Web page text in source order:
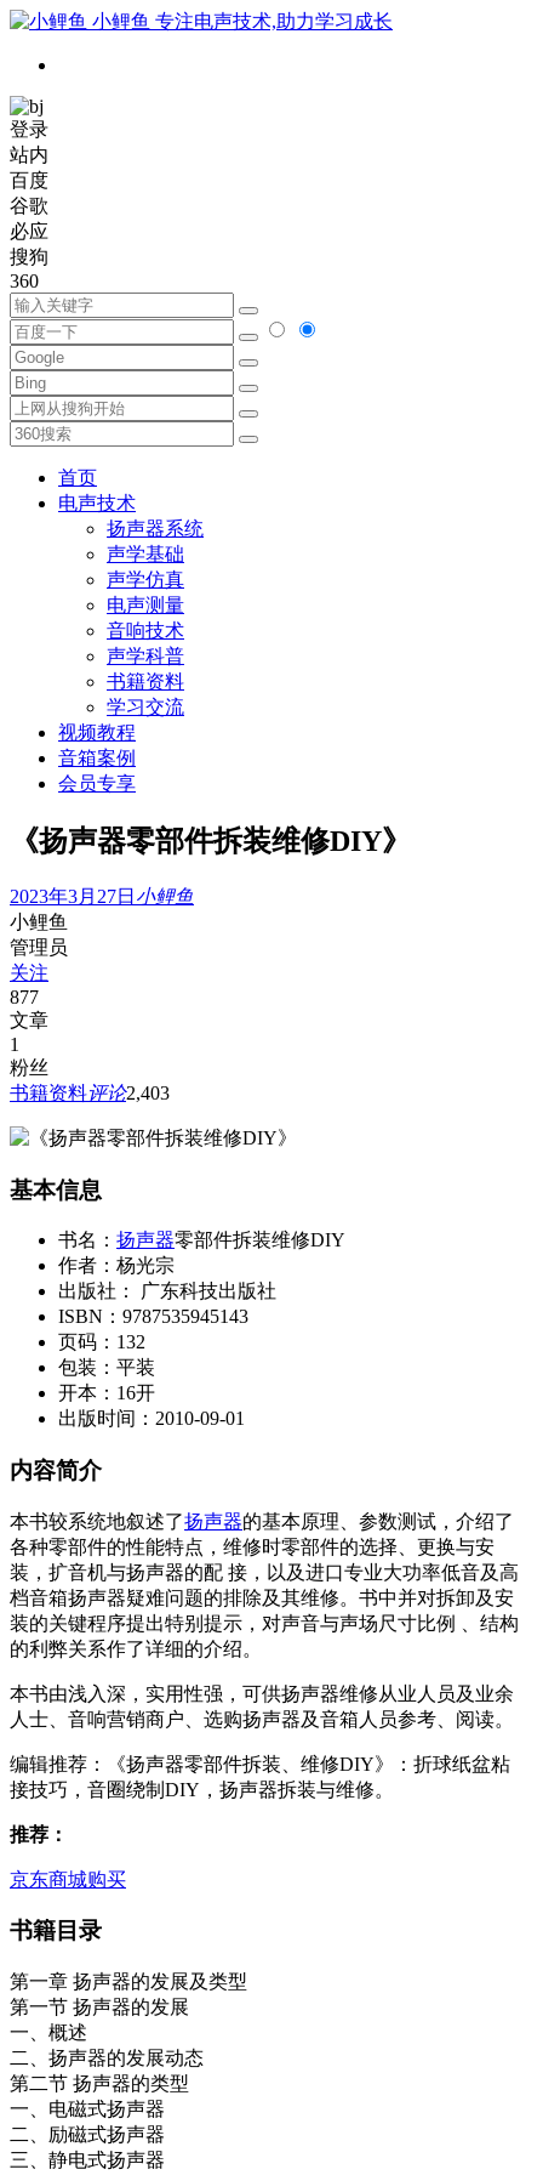
小鲤鱼 专注电声技术,助力学习成长
登录
站内
百度
谷歌
必应
搜狗
360
首页
电声技术
扬声器系统
声学基础
声学仿真
电声测量
音响技术
声学科普
书籍资料
学习交流
视频教程
音箱案例
会员专享
《扬声器零部件拆装维修DIY》
2023年3月27日 小鲤鱼
小鲤鱼
管理员
关注
877
文章
1
粉丝
书籍资料评论2,403
基本信息
书名： 扬声器零部件拆装维修DIY
作者：杨光宗
出版社： 广东科技出版社
ISBN：9787535945143
页码：132
包装：平装
开本：16开
出版时间：2010-09-01
内容简介
本书较系统地叙述了扬声器的基本原理、参数测试，介绍了
各种零部件的性能特点，维修时零部件的选择、更换与安
装，扩音机与扬声器的配 接，以及进口专业大功率低音及高
档音箱扬声器疑难问题的排除及其维修。书中并对拆卸及安
装的关键程序提出特别提示，对声音与声场尺寸比例 、结构
的利弊关系作了详细的介绍。
本书由浅入深，实用性强，可供扬声器维修从业人员及业余
人士、音响营销商户、选购扬声器及音箱人员参考、阅读。
编辑推荐：《扬声器零部件拆装、维修DIY》：折球纸盆粘
接技巧，音圈绕制DIY，扬声器拆装与维修。
推荐：
京东商城购买
书籍目录
第一章 扬声器的发展及类型
第一节 扬声器的发展
一、概述
二、扬声器的发展动态
第二节 扬声器的类型
一、电磁式扬声器
二、励磁式扬声器
三、静电式扬声器